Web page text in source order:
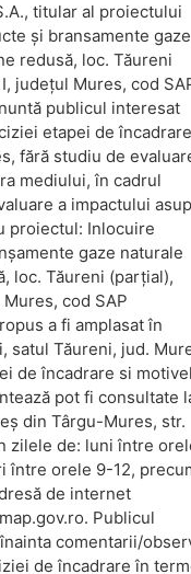
titular al proiectului
și bransamente gaze
redusă, loc. Tăureni
județul Mures, cod
publicul interesat
etapei de
fără studiu de
mediului, în cadrul
a impactului
proiectul: Inlocuire
gaze naturale
loc. Tăureni (parțial),
cod SAP
a fi amplasat în
satul Tăureni, jud.
de încadrare si
pot fi consultate
din Târgu-Mures, str.
zilele de: luni între
între orele 9-12,
de internet
Publicul
comentarii/
de încadrare în